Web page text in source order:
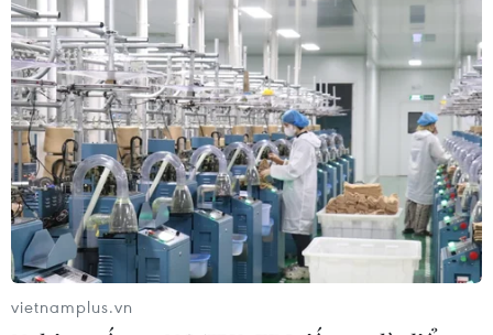
vietnamplus.vn